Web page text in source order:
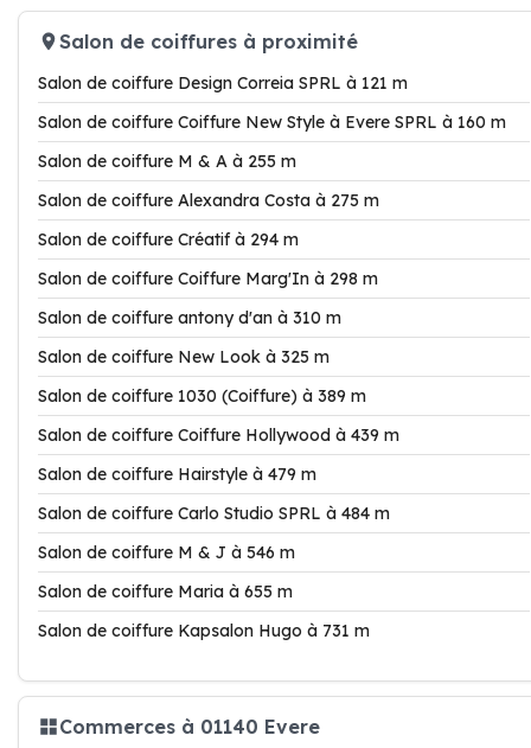
Salon de coiffures à proximité
Salon de coiffure Design Correia SPRL à 121 m
Salon de coiffure Coiffure New Style à Evere SPRL à 160 m
Salon de coiffure M & A à 255 m
Salon de coiffure Alexandra Costa à 275 m
Salon de coiffure Créatif à 294 m
Salon de coiffure Coiffure Marg'In à 298 m
Salon de coiffure antony d'an à 310 m
Salon de coiffure New Look à 325 m
Salon de coiffure 1030 (Coiffure) à 389 m
Salon de coiffure Coiffure Hollywood à 439 m
Salon de coiffure Hairstyle à 479 m
Salon de coiffure Carlo Studio SPRL à 484 m
Salon de coiffure M & J à 546 m
Salon de coiffure Maria à 655 m
Salon de coiffure Kapsalon Hugo à 731 m
Commerces à 01140 Evere